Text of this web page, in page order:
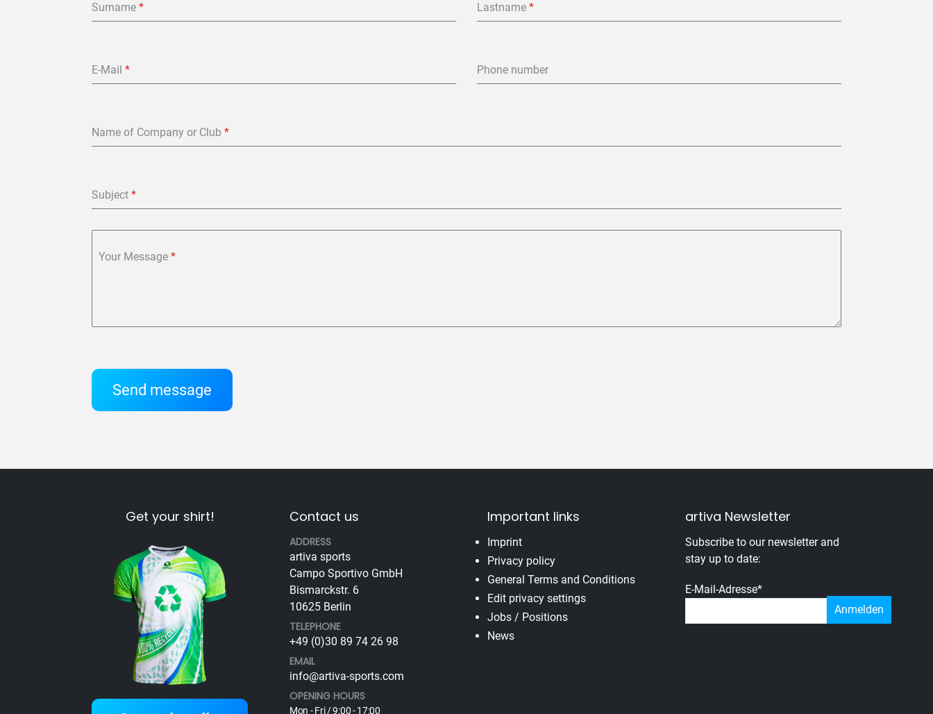
Surname * Lastname *
E-Mail * Phone number
Name of Company or Club *
Subject *
Your Message *
Send message
Get your shirt! Contact us
ADDRESS
artiva sports
Campo Sportivo GmbH
Bismarckstr. 6
10625 Berlin
TELEPHONE
+49 (0)30 89 74 26 98
EMAIL
info@artiva-sports.com
OPENING HOURS
Mon - Fri / 9:00 - 17:00
Important links
Imprint
Privacy policy
General Terms and Conditions
Edit privacy settings
Jobs / Positions
News
artiva Newsletter
Subscribe to our newsletter and
stay up to date:
E-Mail-Adresse*